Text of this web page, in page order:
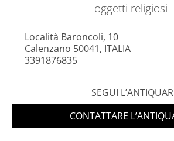
oggetti religiosi
Località Baroncoli, 10
Calenzano 50041, ITALIA
3391876835
SEGUI
CONTATTARE